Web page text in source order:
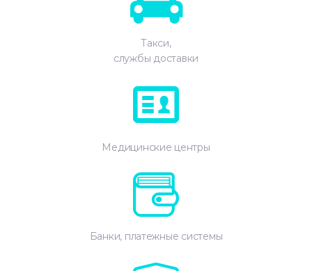
Такси,
службы доставки
Медицинские центры
Банки, платежные системы